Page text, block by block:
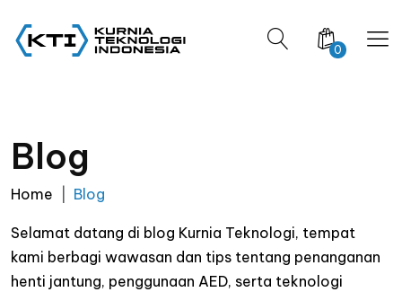
0
Blog
Home Blog
Selamat datang di blog Kurnia Teknologi, tempat
kami berbagi wawasan dan tips tentang penanganan
henti jantung, penggunaan AED, serta teknologi